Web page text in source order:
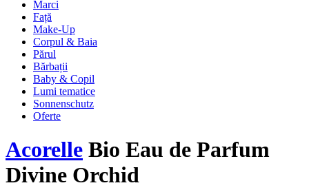
Marci
Față
Make-Up
Corpul & Baia
Părul
Bărbații
Baby & Copil
Lumi tematice
Sonnenschutz
Oferte
Acorelle Bio Eau de Parfum
Divine Orchid